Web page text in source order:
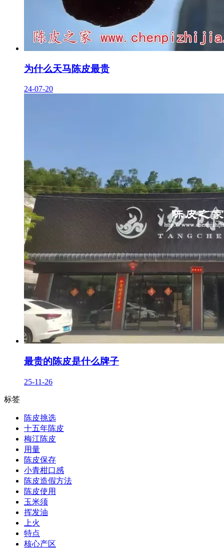
为什么天马陈皮最贵
24-07-20
最贵的陈皮是什么牌子
25-11-26
标签
陈皮挑选
十五年陈皮
梅江陈皮
用量
陈皮保存
小青柑口感
陈皮造假方法
陈皮使用
玉米须
挥发油
上火
特点
核心产区